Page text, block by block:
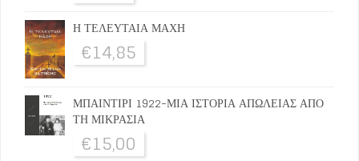
Η ΤΕΛΕΥΤΑΙΑ ΜΑΧΗ
€14,85
ΜΠΑΙΝΤΙΡΙ 1922-ΜΙΑ ΙΣΤΟΡΙΑ ΑΠΩΛΕΙΑΣ ΑΠΟ
ΤΗ ΜΙΚΡΑΣΙΑ
€15,00